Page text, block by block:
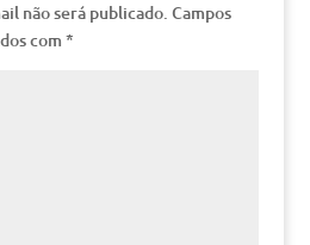
não será publicado. Campos
com *